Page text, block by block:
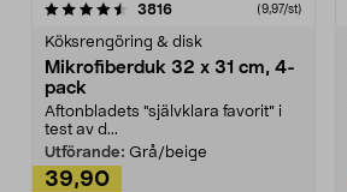
3816recensioner (9,97/st)
Köksrengöring & disk
Mikrofiberduk 32 x 31 cm, 4-
pack
Aftonbladets "självklara favorit” i
test av d...
Utförande: Grå/beige
39,90
4.0av 5 stjärnor